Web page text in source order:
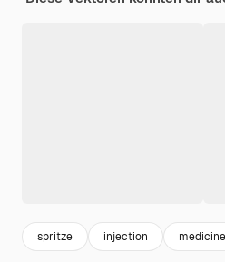
spritze injection medicine